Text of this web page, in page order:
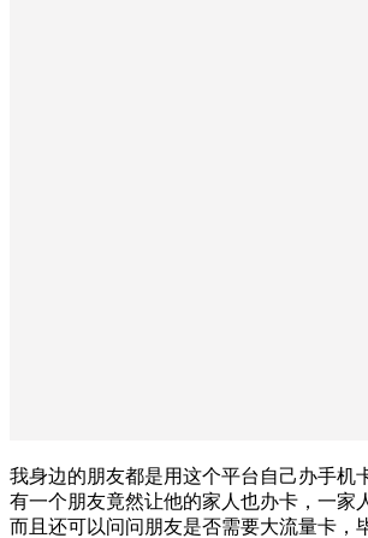
我身边的朋友都是用这个平台自己办手机
有一个朋友竟然让他的家人也办卡，一家
而且还可以问问朋友是否需要大流量卡，